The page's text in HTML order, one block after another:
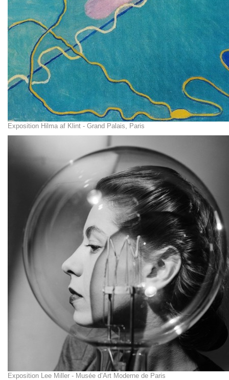
Exposition Hilma af Klint - Grand Palais, Paris
Exposition Lee Miller - Musée d’Art Moderne de Paris